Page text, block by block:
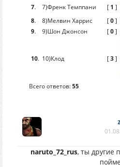
7. 7)Френк Темппани [ 1 ]
8. 8)Мелвин Харрис [0]
9. 9)Шон Джонсон [0]
10. 10)Клод [3]
Всего ответов:55
naruto_72_rus, ты другие